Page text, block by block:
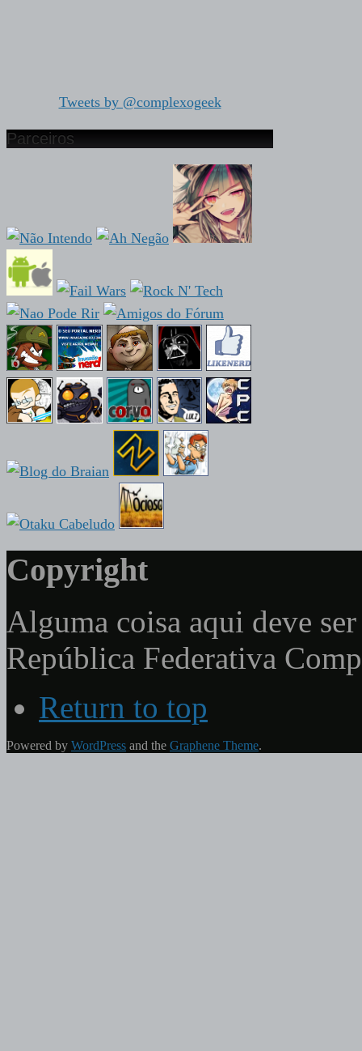
Tweets by @complexogeek
Parceiros
Copyright
Alguma coisa aqui deve
República Federativa
Return to top
Powered by WordPress and the Graphene Theme.